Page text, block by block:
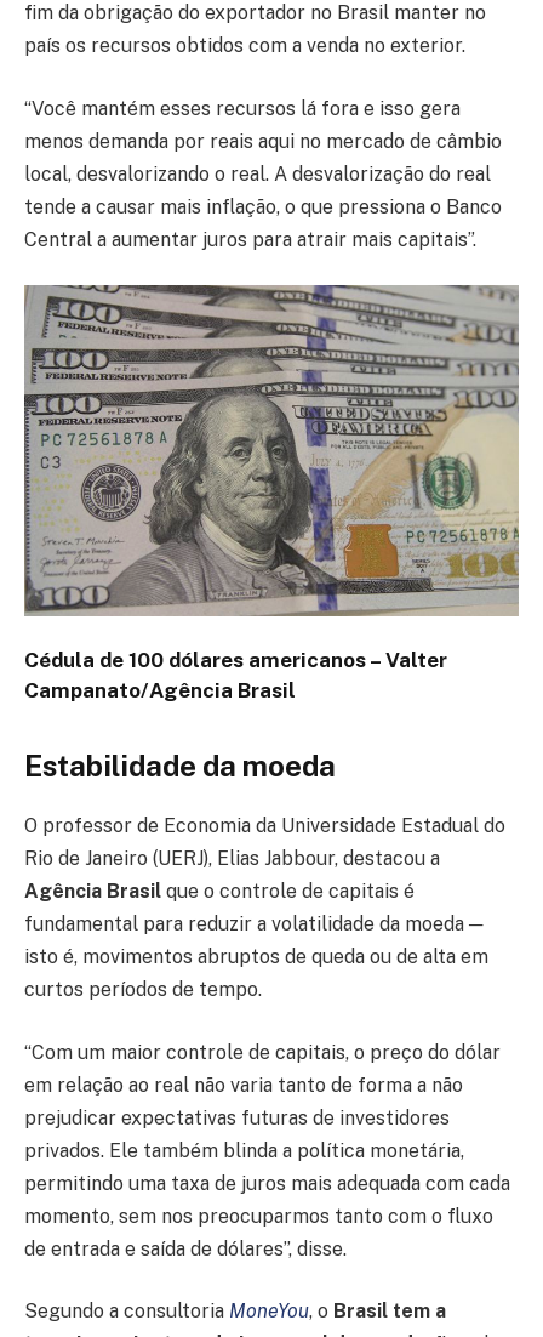
fim da obrigação do exportador no Brasil manter no
país os recursos obtidos com a venda no exterior.
“Você mantém esses recursos lá fora e isso gera
menos demanda por reais aqui no mercado de câmbio
local, desvalorizando o real. A desvalorização do real
tende a causar mais inflação, o que pressiona o Banco
Central a aumentar juros para atrair mais capitais”.
Cédula de 100 dólares americanos – Valter
Campanato/Agência Brasil
Estabilidade da moeda
O professor de Economia da Universidade Estadual do
Rio de Janeiro (UERJ), Elias Jabbour, destacou a
Agência Brasil que o controle de capitais é
fundamental para reduzir a volatilidade da moeda ─
isto é, movimentos abruptos de queda ou de alta em
curtos períodos de tempo.
“Com um maior controle de capitais, o preço do dólar
em relação ao real não varia tanto de forma a não
prejudicar expectativas futuras de investidores
privados. Ele também blinda a política monetária,
permitindo uma taxa de juros mais adequada com cada
momento, sem nos preocuparmos tanto com o fluxo
de entrada e saída de dólares”, disse.
Segundo a consultoria MoneYou, o Brasil tem a